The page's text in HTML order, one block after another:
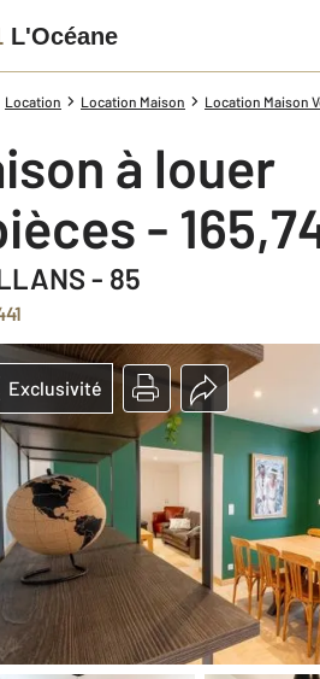
L'Océane
Location Location Maison Location Maison
à louer
pièces -
- 85
Exclusivité